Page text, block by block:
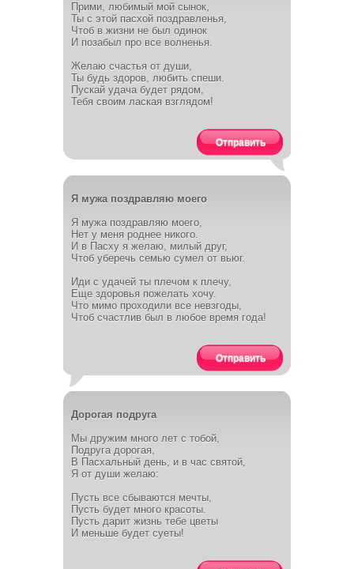
Прими, любимый мой сынок,
Ты с этой пасхой поздравленья,
Чтоб в жизни не был одинок
И позабыл про все волненья.
Желаю счастья от души,
Ты будь здоров, любить спеши.
Пускай удача будет рядом,
Тебя своим лаская взглядом!
Отправить
Я мужа поздравляю моего
Я мужа поздравляю моего,
Нет у меня роднее никого.
И в Пасху я желаю, милый друг,
Чтоб уберечь семью сумел от вьюг.
Иди с удачей ты плечом к плечу,
Еще здоровья пожелать хочу.
Что мимо проходили все невзгоды,
Чтоб счастлив был в любое время года!
Отправить
Дорогая подруга
Мы дружим много лет с тобой,
Подруга дорогая,
В Пасхальный день, и в час святой,
Я от души желаю:
Пусть все сбываются мечты,
Пусть будет много красоты.
Пусть дарит жизнь тебе цветы
И меньше будет суеты!